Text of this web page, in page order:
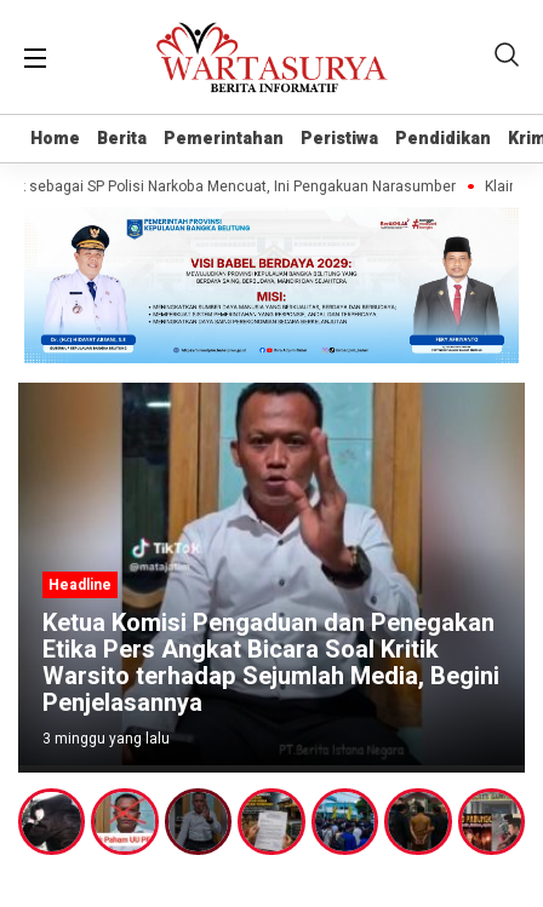
Home Berita Pemerintahan Peristiwa Pendidikan
Home Berita Pemerintahan Peristiwa Pendidikan
sebagai SP Polisi Narkoba Mencuat, Ini Pengakuan Narasumber Klaim
Headline
Pengaduan Warga Menguat, Polisi
Diminta Segera Bubarkan Dugaan Arena
Judi di Pucangsari Purwodadi
4 minggu yang lalu